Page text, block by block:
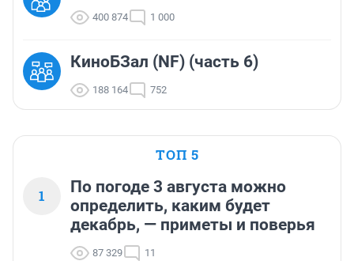
400 874 1 000
КиноБЗал (NF) (часть 6)
188 164 752
ТОП 5
1
По погоде 3 августа можно
определить, каким будет
декабрь, — приметы и поверья
87 329 11